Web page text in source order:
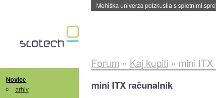
Evropska vesoljska agencija razvija svojo
Novice
arhiv
Forum » Kaj kupiti » mini
mini ITX računalnik